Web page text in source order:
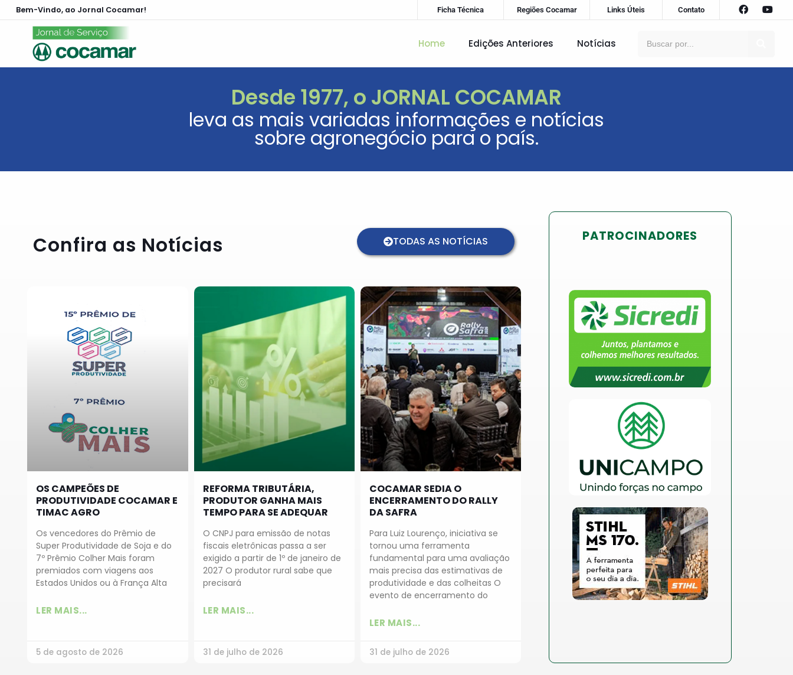
Bem-Vindo, ao Jornal Cocamar! Ficha Técnica Regiões Cocamar Links Úteis Contato
Home Edições Anteriores Notícias
Desde 1977, o JORNAL COCAMAR
leva as mais variadas informações e notícias
sobre agronegócio para o país.
Confira as Notícias TODAS AS NOTÍCIAS
OS CAMPEÕES DE
PRODUTIVIDADE COCAMAR E
TIMAC AGRO
Os vencedores do Prêmio de
Super Produtividade de Soja e do
7º Prêmio Colher Mais foram
premiados com viagens aos
Estados Unidos ou à França Alta
LER MAIS...
5 de agosto de 2026
REFORMA TRIBUTÁRIA,
PRODUTOR GANHA MAIS
TEMPO PARA SE ADEQUAR
O CNPJ para emissão de notas
fiscais eletrônicas passa a ser
exigido a partir de 1º de janeiro de
2027 O produtor rural sabe que
precisará
LER MAIS...
31 de julho de 2026
COCAMAR SEDIA O
ENCERRAMENTO DO RALLY
DA SAFRA
Para Luiz Lourenço, iniciativa se
tornou uma ferramenta
fundamental para uma avaliação
mais precisa das estimativas de
produtividade e das colheitas O
evento de encerramento do
LER MAIS...
31 de julho de 2026
PATROCINADORES